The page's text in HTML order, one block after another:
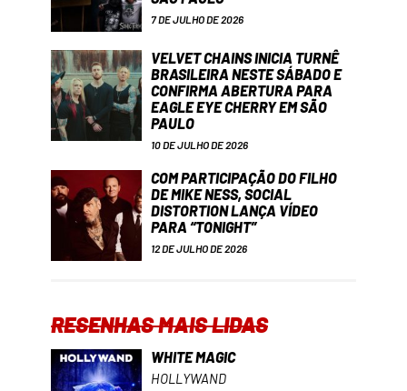
7 DE JULHO DE 2026
VELVET CHAINS INICIA TURNÊ
BRASILEIRA NESTE SÁBADO E
CONFIRMA ABERTURA PARA
EAGLE EYE CHERRY EM SÃO
PAULO
10 DE JULHO DE 2026
COM PARTICIPAÇÃO DO FILHO
DE MIKE NESS, SOCIAL
DISTORTION LANÇA VÍDEO
PARA “TONIGHT”
12 DE JULHO DE 2026
RESENHAS MAIS LIDAS
WHITE MAGIC
HOLLYWAND